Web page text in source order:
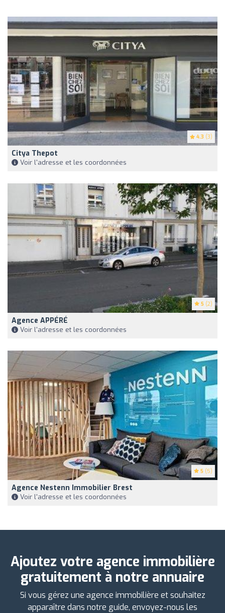
4.3 (3)
Citya Thepot
Voir l'adresse et les coordonnées
5 (2)
Agence APPÉRÉ
Voir l'adresse et les coordonnées
5 (5)
Agence Nestenn Immobilier Brest
Voir l'adresse et les coordonnées
Ajoutez votre agence immobilière
gratuitement à notre annuaire
Si vous gérez une agence immobilière et souhaitez
apparaître dans notre guide, envoyez-nous les